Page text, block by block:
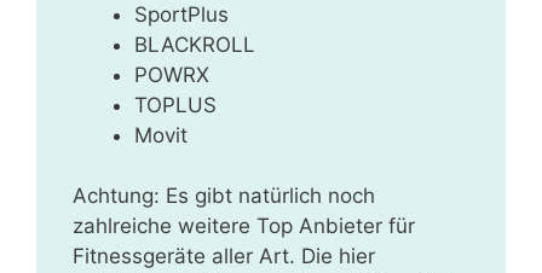
SportPlus
BLACKROLL
POWRX
TOPLUS
Movit
Achtung: Es gibt natürlich noch
zahlreiche weitere Top Anbieter für
Fitnessgeräte aller Art. Die hier